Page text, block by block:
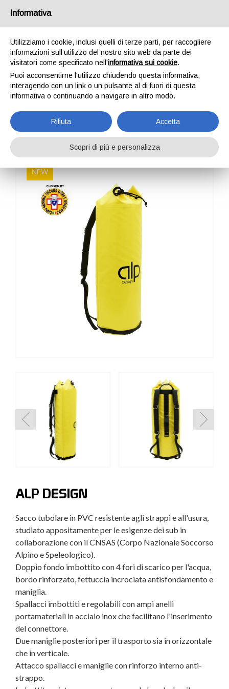
ALP DESIGN
SKOOBA
NEW
ALP DESIGN
Sacco tubolare in PVC resistente agli strappi e all'usura,
studiato appositamente per le esigenze dei sub in
collaborazione con il CNSAS (Corpo Nazionale Soccorso
Alpino e Speleologico).
Doppio fondo imbottito con 4 fori di scarico per l'acqua,
bordo rinforzato, fettuccia incrociata antisfondamento e
maniglia.
Spallacci imbottiti e regolabili con ampi anelli
portamateriali in acciaio inox che facilitano l'inserimento
del connettore.
Due maniglie posteriori per il trasporto sia in orizzontale
che in verticale.
Attacco spallacci e maniglie con rinforzo interno anti-
strappo.
Informativa
Utilizziamo i cookie, inclusi quelli di terze parti, per raccogliere
informazioni sull’utilizzo del nostro sito web da parte dei
visitatori come specificato nell'informativa sui cookie.
Puoi acconsentirne l'utilizzo chiudendo questa informativa,
interagendo con un link o un pulsante al di fuori di questa
informativa o continuando a navigare in altro modo.
Rifiuta Accetta
Scopri di più e personalizza